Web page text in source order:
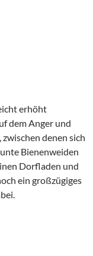
erhöht
dem Anger und
denen sich
Bienenweiden
Dorfladen und
ein großzügiges